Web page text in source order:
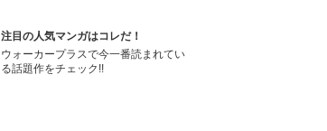
注目の人気マンガはコレだ！
ウォーカープラスで今一番読まれてい
る話題作をチェック!!